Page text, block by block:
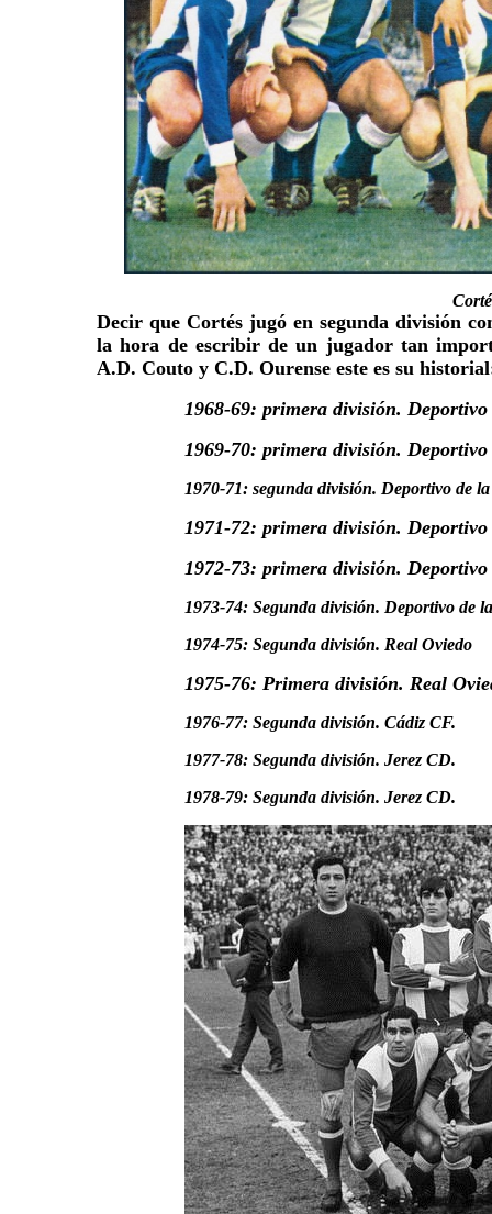
Decir que Cortés jugó en segunda división
la hora de escribir de un jugador tan
A.D. Couto y C.D. Ourense este es su
1968-69: primera división.
1969-70: primera división.
1970-71: segunda división. Deportivo de
1971-72: primera división.
1972-73: primera división.
1973-74: Segunda división. Deportivo de
1974-75: Segunda división. Real Oviedo
1975-76: Primera división. Real
1976-77: Segunda división. Cádiz CF.
1977-78: Segunda división. Jerez CD.
1978-79: Segunda división. Jerez CD.